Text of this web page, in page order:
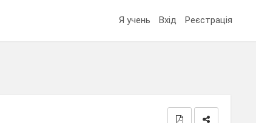
Я учень Вхід Реєстрація